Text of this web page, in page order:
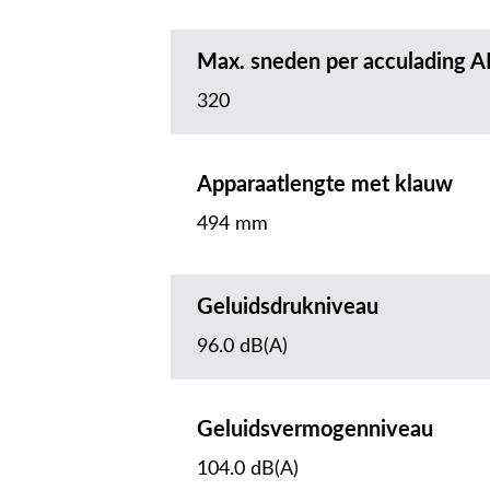
Max. sneden per acculading
320
Apparaatlengte met klauw
494 mm
Geluidsdrukniveau
96.0 dB(A)
Geluidsvermogenniveau
104.0 dB(A)